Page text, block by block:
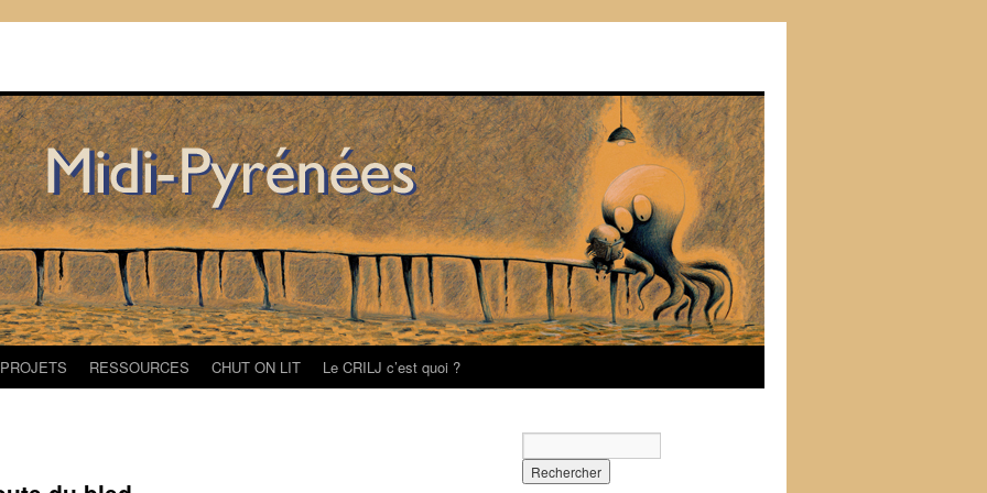
RESSOURCES CHUT ON LIT Le CRILJ c’est quoi ?